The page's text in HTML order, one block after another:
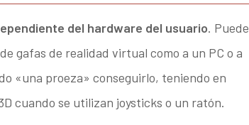
del hardware del usuario. Puede
gafas de realidad virtual como a un PC o a
«una proeza» conseguirlo, teniendo en
cuando se utilizan joysticks o un ratón.